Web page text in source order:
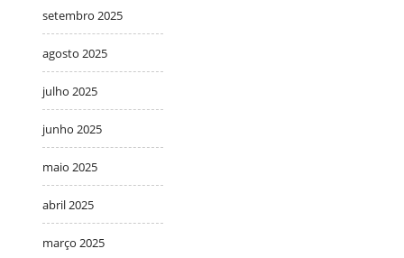
setembro 2025
agosto 2025
julho 2025
junho 2025
maio 2025
abril 2025
março 2025